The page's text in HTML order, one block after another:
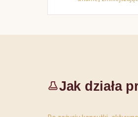
Jak działa